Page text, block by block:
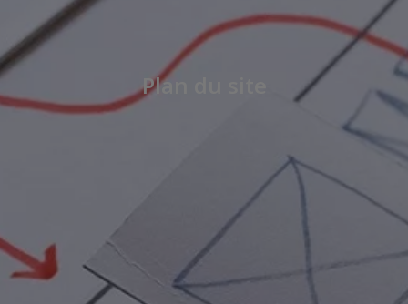
Plan du site